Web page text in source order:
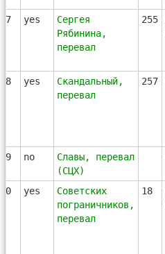
77 yes
Сергея
Рябинина,
перевал
255
78 yes
Скандальный,
перевал
257
79 no
Славы, перевал
(СЦХ)
80 yes
Советских
пограничников,
перевал
18